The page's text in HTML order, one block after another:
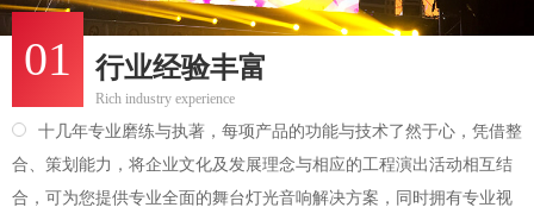
01 行业经验丰富
Rich industry experience
十几年专业磨练与执著，每项产品的功能与技术了然于心，凭借整
合、策划能力，将企业文化及发展理念与相应的工程演出活动相互结
合，可为您提供专业全面的舞台灯光音响解决方案，同时拥有专业视